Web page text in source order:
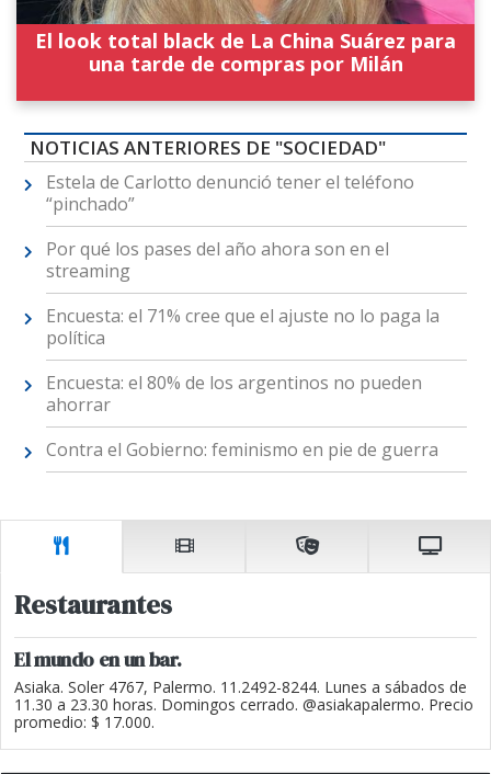
El look total black de La China Suárez para
una tarde de compras por Milán
NOTICIAS ANTERIORES DE "SOCIEDAD"
Estela de Carlotto denunció tener el teléfono
“pinchado”
Por qué los pases del año ahora son en el
streaming
Encuesta: el 71% cree que el ajuste no lo paga la
política
Encuesta: el 80% de los argentinos no pueden
ahorrar
Contra el Gobierno: feminismo en pie de guerra
Restaurantes
El mundo en un bar.
Asiaka. Soler 4767, Palermo. 11.2492-8244. Lunes a sábados de
11.30 a 23.30 horas. Domingos cerrado. @asiakapalermo. Precio
promedio: $ 17.000.